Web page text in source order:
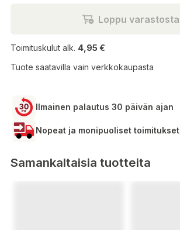
Loppu varastosta
Toimituskulut alk. 4,95 €
Tuote saatavilla vain verkkokaupasta
Ilmainen palautus 30 päivän ajan
Nopeat ja monipuoliset toimitukset
Samankaltaisia tuotteita